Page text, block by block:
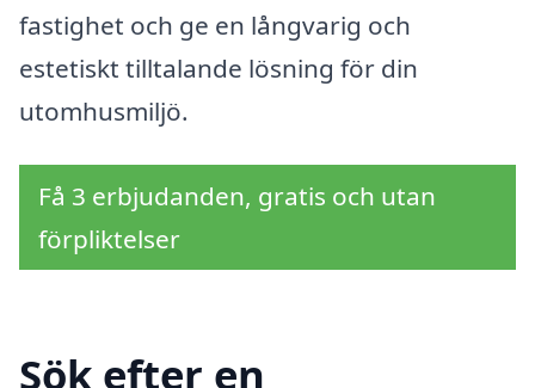
fastighet och ge en långvarig och
estetiskt tilltalande lösning för din
utomhusmiljö.
Få 3 erbjudanden, gratis och utan
förpliktelser
Sök efter en